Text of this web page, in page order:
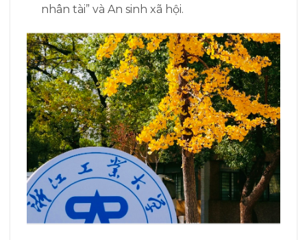
nhân tài” và An sinh xã hội.